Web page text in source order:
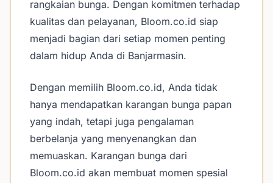
rangkaian bunga. Dengan komitmen terhadap
kualitas dan pelayanan, Bloom.co.id siap
menjadi bagian dari setiap momen penting
dalam hidup Anda di Banjarmasin.
Dengan memilih Bloom.co.id, Anda tidak
hanya mendapatkan karangan bunga papan
yang indah, tetapi juga pengalaman
berbelanja yang menyenangkan dan
memuaskan. Karangan bunga dari
Bloom.co.id akan membuat momen spesial